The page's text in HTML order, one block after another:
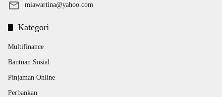
miawartina@yahoo.com
Kategori
Multifinance
Bantuan Sosial
Pinjaman Online
Perbankan